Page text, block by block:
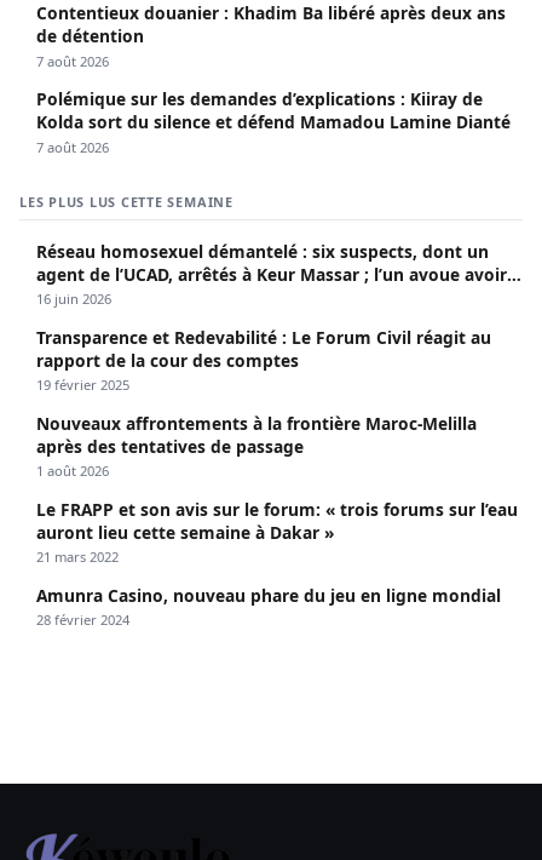
Contentieux douanier : Khadim Ba libéré après deux ans
de détention
7 août 2026
Polémique sur les demandes d’explications : Kiiray de
Kolda sort du silence et défend Mamadou Lamine Dianté
7 août 2026
LES PLUS LUS CETTE SEMAINE
Réseau homosexuel démantelé : six suspects, dont un
agent de l’UCAD, arrêtés à Keur Massar ; l’un avoue avoir
propagé le VIH depuis 2018
16 juin 2026
Transparence et Redevabilité : Le Forum Civil réagit au
rapport de la cour des comptes
19 février 2025
Nouveaux affrontements à la frontière Maroc-Melilla
après des tentatives de passage
1 août 2026
Le FRAPP et son avis sur le forum: « trois forums sur l’eau
auront lieu cette semaine à Dakar »
21 mars 2022
Amunra Casino, nouveau phare du jeu en ligne mondial
28 février 2024